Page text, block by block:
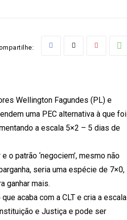
Wellington Fagundes (PL) e
uma PEC alternativa à que foi
a escala 5×2 – 5 dias de
o patrão ‘negociem’, mesmo não
seria uma espécie de 7×0,
ganhar mais.
acaba com a CLT e cria a escala
e Justiça e pode ser